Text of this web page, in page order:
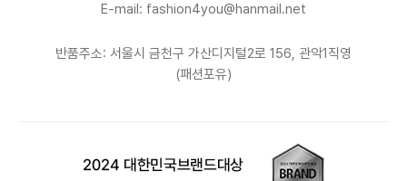
E-mail: fashion4you@hanmail.net
반품주소: 서울시 금천구 가산디지털2로 156, 관악1직영
(패션포유)